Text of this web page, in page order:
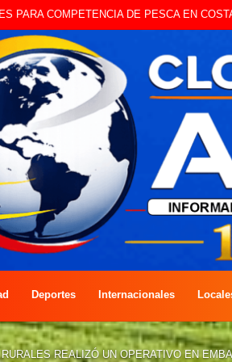
ESTE SÁBADO LA EDICIÓN DÍA DEL
Deportes Internacionales
REALIZÓ UN OPERATIVO EN